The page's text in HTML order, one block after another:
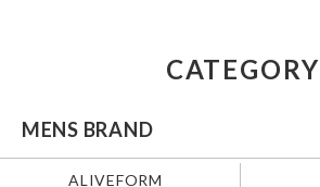
CATEGORY
MENS BRAND
ALIVEFORM